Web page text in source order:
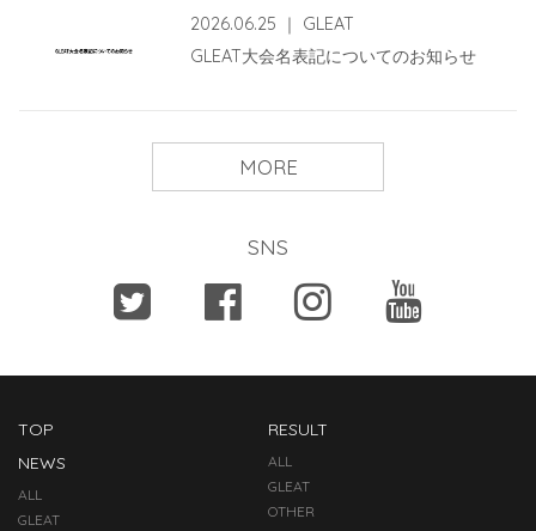
2026.06.25 ｜ GLEAT
GLEAT大会名表記についてのお知らせ
MORE
SNS
TOP
NEWS
ALL
GLEAT
RESULT
ALL
GLEAT
OTHER